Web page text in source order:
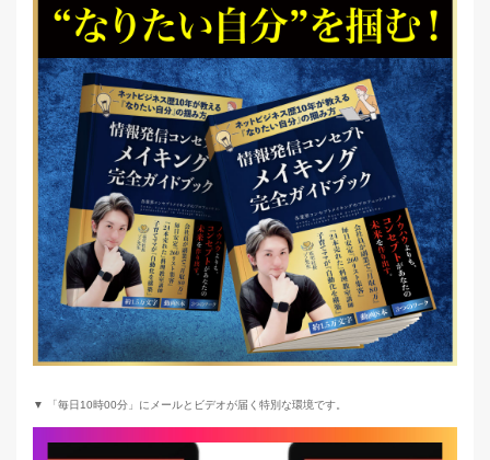
▼ 「毎日10時00分」にメールとビデオが届く特別な環境です。